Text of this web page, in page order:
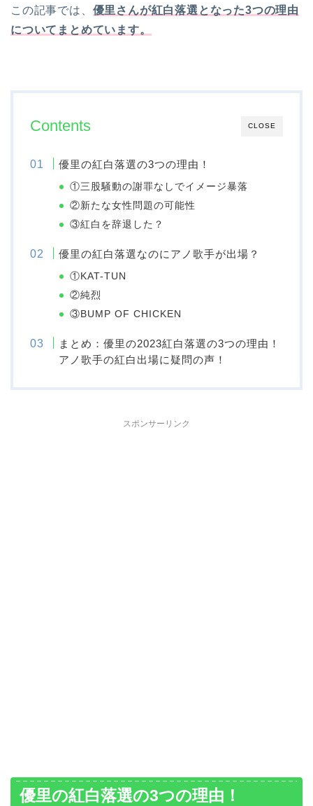
この記事では、 優里さんが紅白落選となった3つの理由
についてまとめています。
CLOSE
Contents
優里の紅白落選の3つの理由！
①三股騒動の謝罪なしでイメージ暴落
②新たな女性問題の可能性
③紅白を辞退した？
優里の紅白落選なのにアノ歌手が出場？
①KAT-TUN
②純烈
③BUMP OF CHICKEN
まとめ：優里の2023紅白落選の3つの理由！
アノ歌手の紅白出場に疑問の声！
スポンサーリンク
優里の紅白落選の3つの理由！